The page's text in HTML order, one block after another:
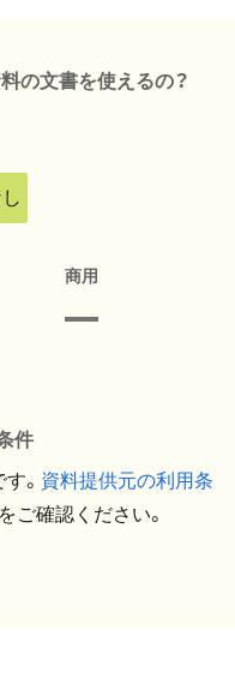
の文書を使えるの？
商用
件
。 資料提供元の利用条
ご確認ください。